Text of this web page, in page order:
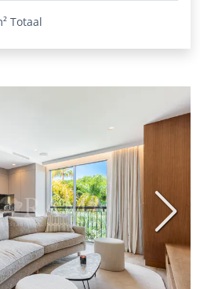
Totaal